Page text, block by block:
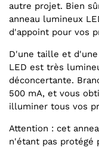
autre projet. Bien
anneau lumineux
d'appoint pour vos
D'une taille et
LED est très
déconcertante.
500 mA, et vous
illuminer tous vos
Attention : cet
n'étant pas protégé